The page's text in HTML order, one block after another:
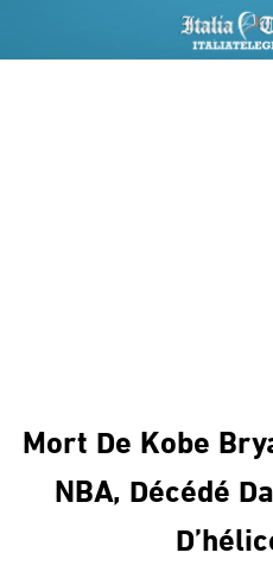
Mort De Kobe
NBA, Décédé